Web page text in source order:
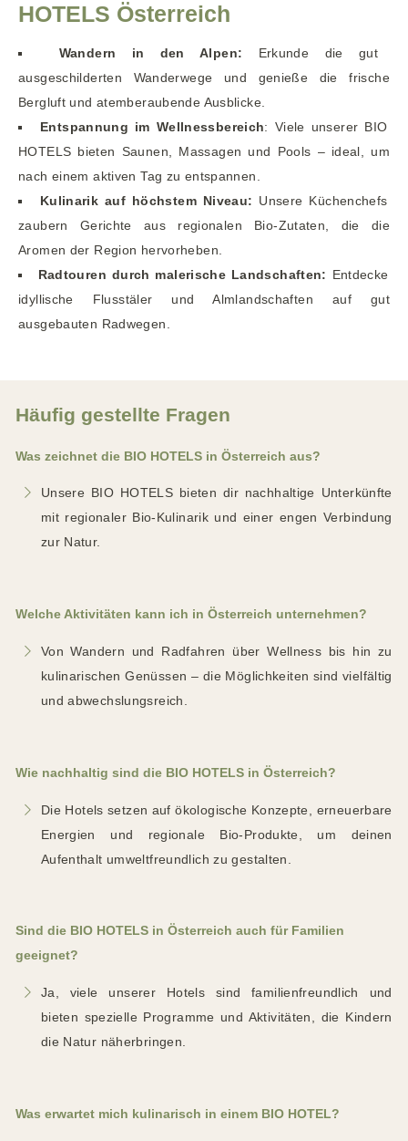
HOTELS Österreich
Wandern in den Alpen: Erkunde die gut
ausgeschilderten Wanderwege und genieße die frische
Bergluft und atemberaubende Ausblicke.
Entspannung im Wellnessbereich: Viele unserer BIO
HOTELS bieten Saunen, Massagen und Pools – ideal, um
nach einem aktiven Tag zu entspannen.
Kulinarik auf höchstem Niveau: Unsere Küchenchefs
zaubern Gerichte aus regionalen Bio-Zutaten, die die
Aromen der Region hervorheben.
Radtouren durch malerische Landschaften:
Entdecke
idyllische Flusstäler und Almlandschaften auf gut
ausgebauten Radwegen.
Häufig gestellte Fragen
Was zeichnet die BIO HOTELS in Österreich aus?
Unsere BIO HOTELS bieten dir nachhaltige Unterkünfte
mit regionaler Bio-Kulinarik und einer engen Verbindung
zur Natur.
Welche Aktivitäten kann ich in Österreich unternehmen?
Von Wandern und Radfahren über Wellness bis hin zu
kulinarischen Genüssen – die Möglichkeiten sind vielfältig
und abwechslungsreich.
Wie nachhaltig sind die BIO HOTELS in Österreich?
Die Hotels setzen auf ökologische Konzepte, erneuerbare
Energien und regionale Bio-Produkte, um deinen
Aufenthalt umweltfreundlich zu gestalten.
Sind die BIO HOTELS in Österreich auch für Familien
geeignet?
Ja, viele unserer Hotels sind familienfreundlich und
bieten spezielle Programme und Aktivitäten, die Kindern
die Natur näherbringen.
Was erwartet mich kulinarisch in einem BIO HOTEL?